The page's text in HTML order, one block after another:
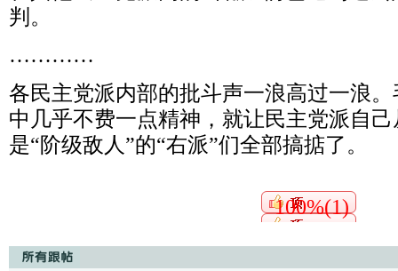
判。
…………
各民主党派内部的批斗声一浪高过一浪
中几乎不费一点精神，就让民主党派自
是“阶级敌人”的“右派”们全部搞掂了。
100%(1)